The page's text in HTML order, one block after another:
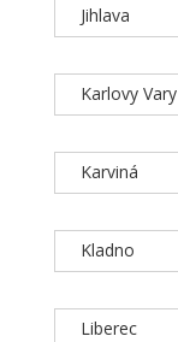
Jihlava
Karlovy Vary
Karviná
Kladno
Liberec